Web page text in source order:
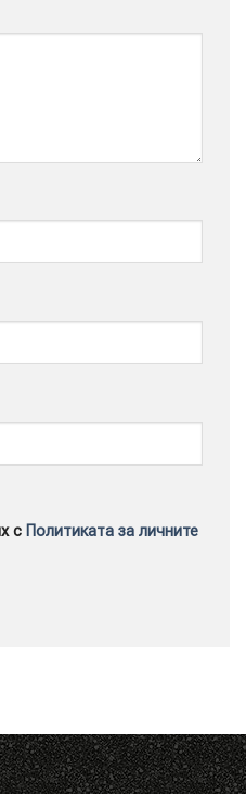
с Политиката за личните